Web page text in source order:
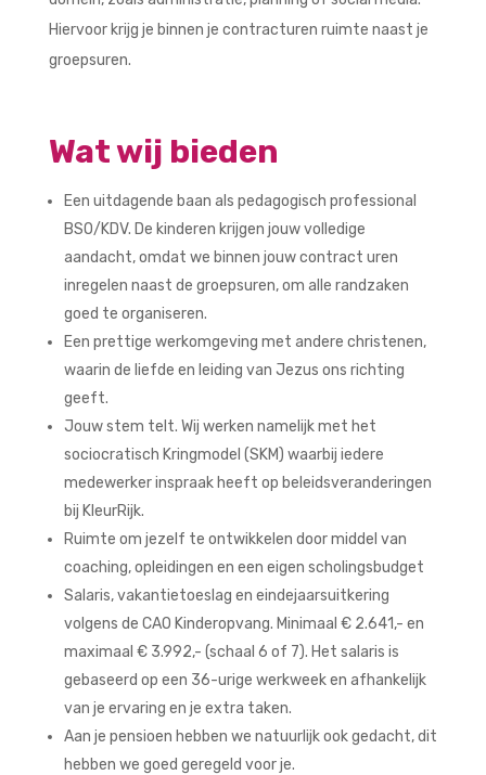
Hiervoor krijg je binnen je contracturen ruimte naast je
groepsuren.
Wat wij bieden
Een uitdagende baan als pedagogisch professional
BSO/KDV. De kinderen krijgen jouw volledige
aandacht, omdat we binnen jouw contract uren
inregelen naast de groepsuren, om alle randzaken
goed te organiseren.
Een prettige werkomgeving met andere christenen,
waarin de liefde en leiding van Jezus ons richting
geeft.
Jouw stem telt. Wij werken namelijk met het
sociocratisch Kringmodel (SKM) waarbij iedere
medewerker inspraak heeft op beleidsveranderingen
bij KleurRijk.
Ruimte om jezelf te ontwikkelen door middel van
coaching, opleidingen en een eigen scholingsbudget
Salaris, vakantietoeslag en eindejaarsuitkering
volgens de CAO Kinderopvang. Minimaal € 2.641,- en
maximaal € 3.992,- (schaal 6 of 7). Het salaris is
gebaseerd op een 36-urige werkweek en afhankelijk
van je ervaring en je extra taken.
Aan je pensioen hebben we natuurlijk ook gedacht, dit
hebben we goed geregeld voor je.